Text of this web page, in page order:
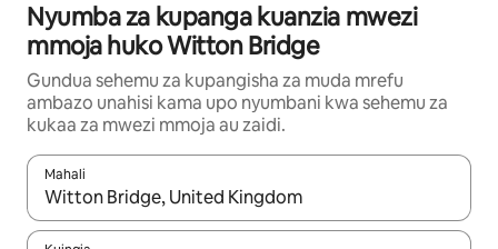
Nyumba za kupanga kuanzia mwezi
mmoja huko Witton Bridge
Gundua sehemu za kupangisha za muda mrefu
ambazo unahisi kama upo nyumbani kwa sehemu za
kukaa za mwezi mmoja au zaidi.
Mahali
Wakati matokeo yanapatikana, vinjari kwa kutumia vitufe vya